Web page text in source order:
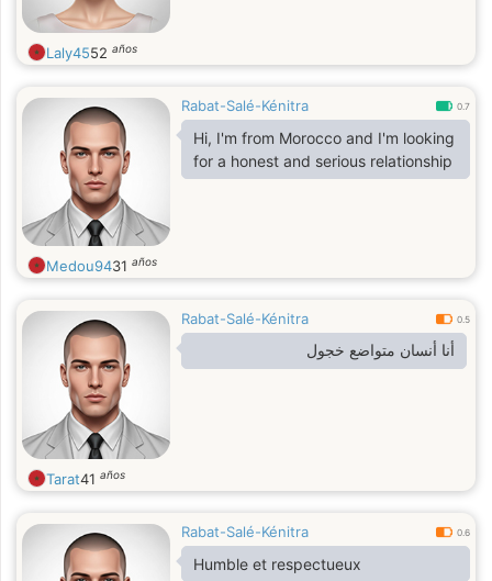
Laly4552 años
Rabat-Salé-Kénitra 0.7
Hi, I'm from Morocco and I'm looking
for a honest and serious relationship
Medou9431 años
Rabat-Salé-Kénitra 0.5
أنا أنسان متواضع خجول
Tarat41 años
Rabat-Salé-Kénitra 0.6
Humble et respectueux